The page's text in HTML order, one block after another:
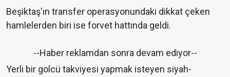
Beşiktaş'ın transfer operasyonundaki dikkat çeken
hamlelerden biri ise forvet hattında geldi.
--Haber reklamdan sonra devam ediyor--
Yerli bir golcü takviyesi yapmak isteyen siyah-